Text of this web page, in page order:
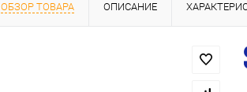
ОБЗОР ТОВАРА ОПИСАНИЕ